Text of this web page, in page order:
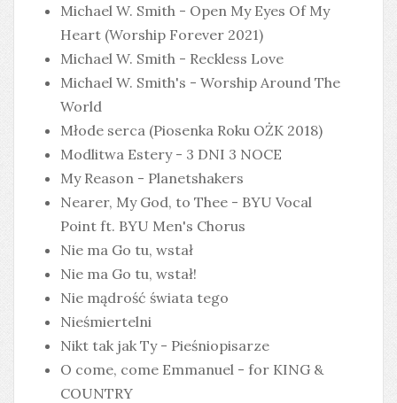
Michael W. Smith - Open My Eyes Of My
Heart (Worship Forever 2021)
Michael W. Smith - Reckless Love
Michael W. Smith's - Worship Around The
World
Młode serca (Piosenka Roku OŻK 2018)
Modlitwa Estery - 3 DNI 3 NOCE
My Reason - Planetshakers
Nearer, My God, to Thee - BYU Vocal
Point ft. BYU Men's Chorus
Nie ma Go tu, wstał
Nie ma Go tu, wstał!
Nie mądrość świata tego
Nieśmiertelni
Nikt tak jak Ty - Pieśniopisarze
O come, come Emmanuel - for KING &
COUNTRY